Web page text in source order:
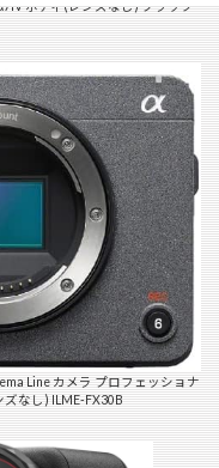
ボディ(レンズなし) ブラック
Line カメラ プロフェッショナ
なし) ILME-FX30B